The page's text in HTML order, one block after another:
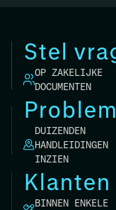
Stel
OP ZAKELIJKE
DOCUMENTEN
BINNEN ENKELE
DUIZENDEN
HANDLEIDINGEN
INZIEN